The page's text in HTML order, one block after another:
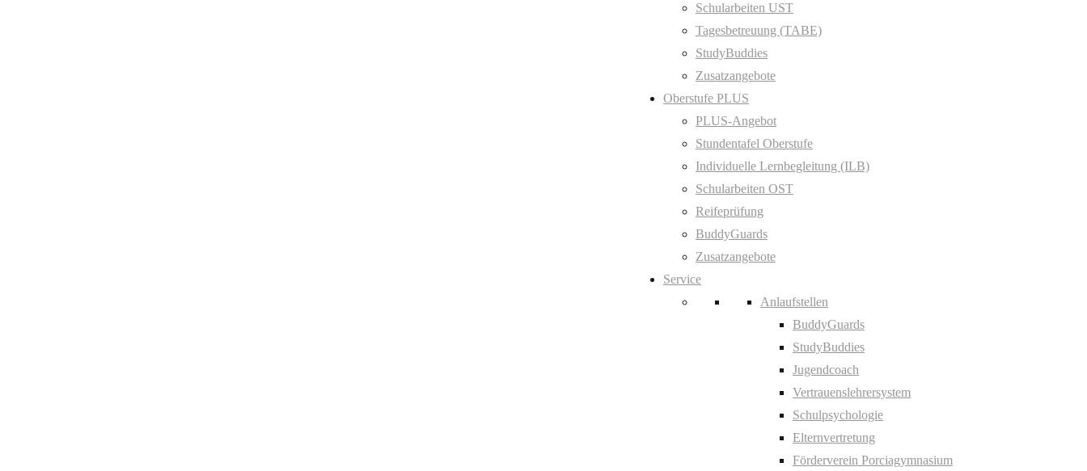
Schularbeiten UST
Tagesbetreuung (TABE)
StudyBuddies
Zusatzangebote
Oberstufe PLUS
PLUS-Angebot
Stundentafel Oberstufe
Individuelle Lernbegleitung (ILB)
Schularbeiten OST
Reifeprüfung
BuddyGuards
Zusatzangebote
Service
Anlaufstellen
BuddyGuards
StudyBuddies
Jugendcoach
Vertrauenslehrersystem
Schulpsychologie
Elternvertretung
Förderverein Porciagymnasium